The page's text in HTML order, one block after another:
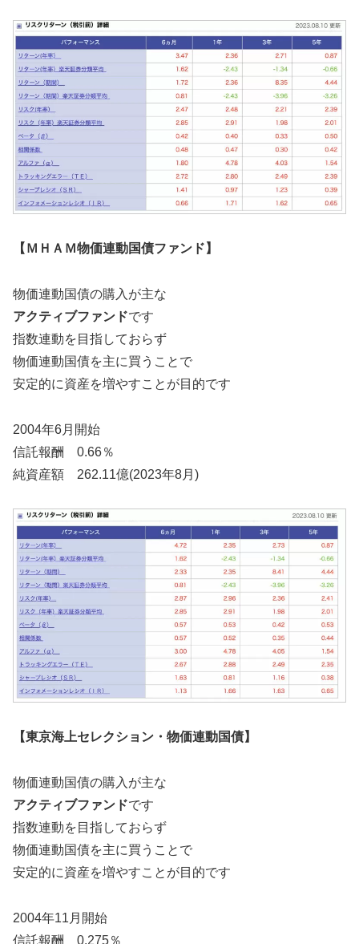
【ＭＨＡＭ物価連動国債ファンド】
物価連動国債の購入が主な
アクティブファンドです
指数連動を目指しておらず
物価連動国債を主に買うことで
安定的に資産を増やすことが目的です
2004年6月開始
信託報酬 0.66％
純資産額 262.11億(2023年8月)
【東京海上セレクション・物価連動国債】
物価連動国債の購入が主な
アクティブファンドです
指数連動を目指しておらず
物価連動国債を主に買うことで
安定的に資産を増やすことが目的です
2004年11月開始
信託報酬 0.275％